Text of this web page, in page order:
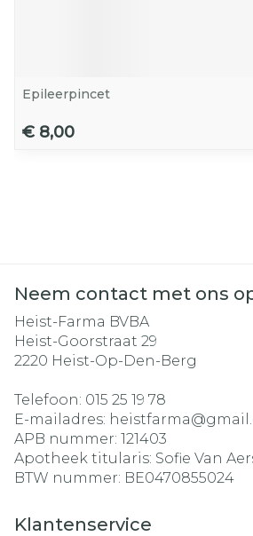
Epileerpincet
€ 8,00
Neem contact met ons
Heist-Farma BVBA
Heist-Goorstraat 29
2220 Heist-Op-Den-Berg
Telefoon: 015 25 19 78
E-mailadres: heistfarma@
APB nummer: 121403
Apotheek titularis: Sofie Van
BTW nummer: BE0470855024
Klantenservice